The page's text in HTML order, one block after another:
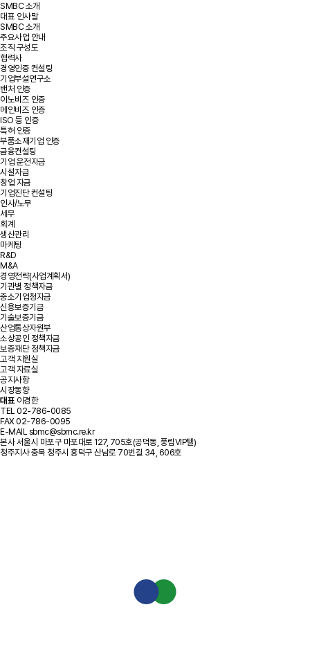
SMBC 소개
대표 인사말
SMBC 소개
주요사업 안내
조직 구성도
협력사
경영인증 컨설팅
기업부설연구소
밴처 인증
이노비즈 인증
메인비즈 인증
ISO 등 인증
특허 인증
부품소재기업 인증
금융컨설팅
기업 운전자금
시설자금
창업 자금
기업진단 컨설팅
인사/노무
세무
회계
생산관리
마케팅
R&D
M&A
경영전략(사업계획서)
기관별 정책자금
중소기업청자금
신용보증기금
기술보증기금
산업통상자원부
소상공인 정책자금
보증재단 정책자금
고객 지원실
고객 자료실
공지사항
시장동향
대표 이경한
TEL 02-786-0085
FAX02-786-0095
E-MAIL sbmc@sbmc.re.kr
본사 서울시 마포구 마포대로 127, 705호(공덕동, 풍림VIP텔)
청주지사 충북 청주시 흥덕구 산남로 70번길 34, 606호